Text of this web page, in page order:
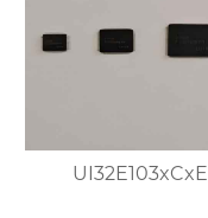
UI32E103xCxE